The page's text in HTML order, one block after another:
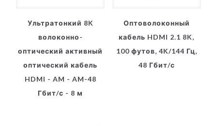
Ультратонкий 8K
волоконно-
оптический активный
оптический кабель
HDMI - AM - AM-48
Гбит/с - 8 м
Оптоволоконный
кабель HDMI 2.1 8K,
100 футов, 4K/144 Гц,
48 Гбит/с